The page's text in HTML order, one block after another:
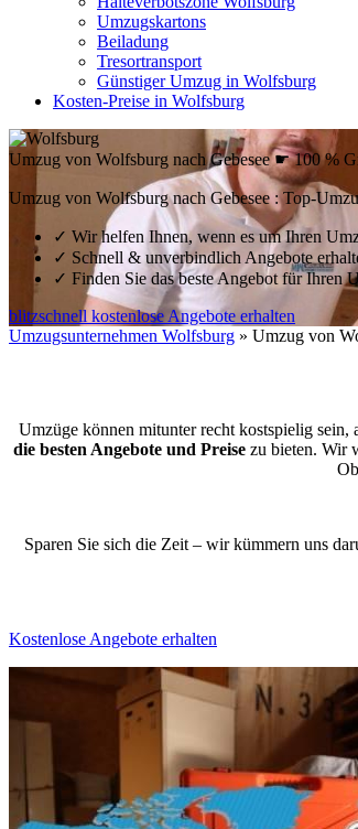
Umzugskartons
Beiladung
Tresortransport
Günstiger Umzug in Wolfsburg
Kosten-Preise in Wolfsburg
Umzug von Wolfsburg nach Gebesee ☛ 100 %
Umzug von Wolfsburg nach Gebesee : Top-
✓ Wir helfen Ihnen, wenn es um Ihren
✓ Schnell & unverbindlich Angebote
✓ Finden Sie das beste Angebot für Ihren
blitzschnell kostenlose Angebote erhalten
Umzugsunternehmen Wolfsburg » Umzug von
Umzüge können mitunter recht kostspielig
die besten Angebote und Preisezu bieten. Wir
Sparen Sie sich die Zeit – wir kümmern uns
Kostenlose Angebote erhalten